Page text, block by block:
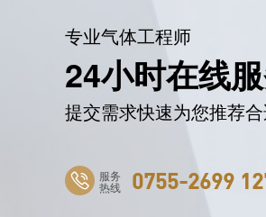
专业气体工程师
24小时在线
提交需求快速为您推荐
服务
热线 0755-2699